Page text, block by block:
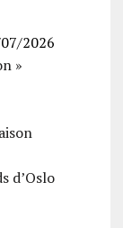
2026
»
d’Oslo